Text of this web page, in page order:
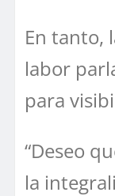
En tanto,
labor
para
“Deseo
la